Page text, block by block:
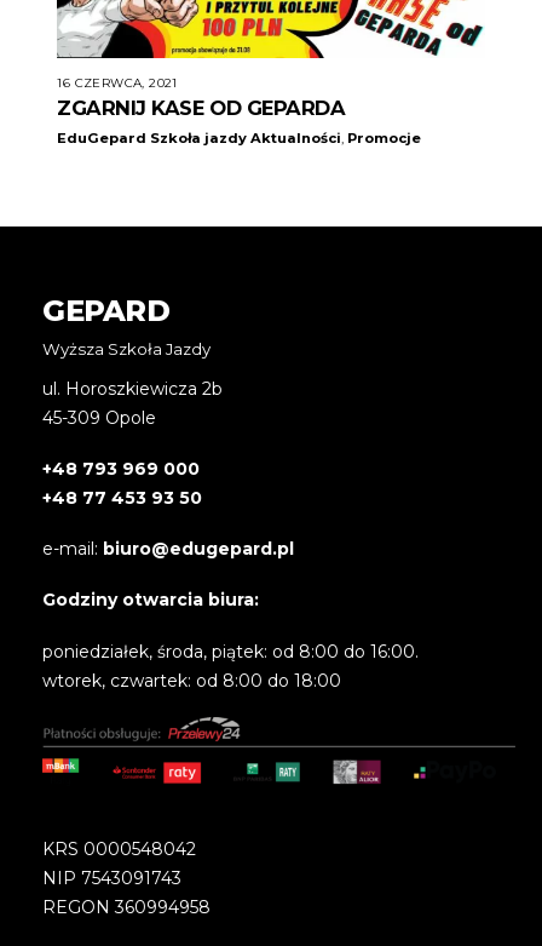
16 CZERWCA, 2021
ZGARNIJ KASE OD GEPARDA
EduGepard Szkoła jazdy Aktualności, Promocje
GEPARD
Wyższa Szkoła Jazdy
ul. Horoszkiewicza 2b
45-309 Opole
+48 793 969 000
+48 77 453 93 50
e-mail: biuro@edugepard.pl
Godziny otwarcia biura:
poniedziałek, środa, piątek: od 8:00 do 16:00.
wtorek, czwartek: od 8:00 do 18:00
KRS 0000548042
NIP 7543091743
REGON 360994958